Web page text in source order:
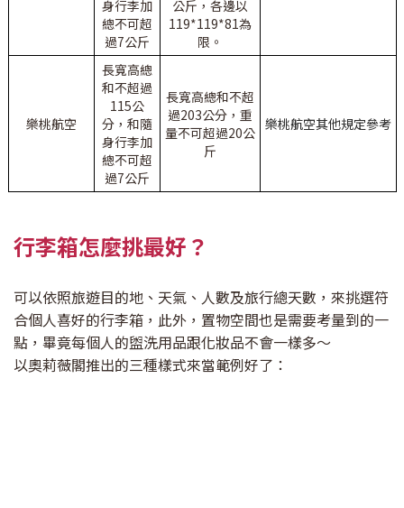
身行李加
總不可超
過7公斤
公斤，各邊以
119*119*81為
限。
樂桃航空
長寬高總
和不超過
115公
分，和隨
身行李加
總不可超
過7公斤
長寬高總和不超
過203公分，重
量不可超過20公
斤
樂桃航空其他規定參考
行李箱怎麼挑最好？
可以依照旅遊目的地、天氣、人數及旅行總天數，來挑選符
合個人喜好的行李箱，此外，置物空間也是需要考量到的一
點，畢竟每個人的盥洗用品跟化妝品不會一樣多～
以奧莉薇閣推出的三種樣式來當範例好了：